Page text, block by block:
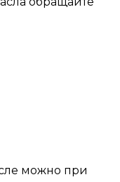
можно при